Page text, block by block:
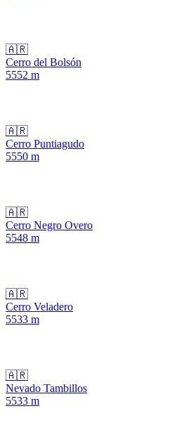
🇦🇷
Cerro del Bolsón
5552 m
🇦🇷
Cerro Puntiagudo
5550 m
🇦🇷
Cerro Negro Overo
5548 m
🇦🇷
Cerro Veladero
5533 m
🇦🇷
Nevado Tambillos
5533 m